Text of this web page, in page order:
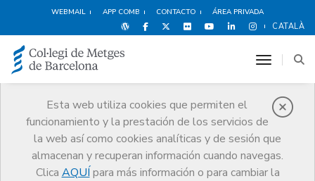
WEBMAIL APP COMB CONTACTO ÁREA PRIVADA
CATALÀ
Esta web utiliza cookies que permiten el
funcionamiento y la prestación de los servicios de
la web así como cookies analíticas y de sesión que
almacenan y recuperan información cuando navegas.
Clica AQUÍ para más información o para cambiar la
toggle
Noticias
Comunicación
Noticias
La atención primaria y la transformación del sistema de salud centran la
21ª Jornada de Verano de la Profesión Médica